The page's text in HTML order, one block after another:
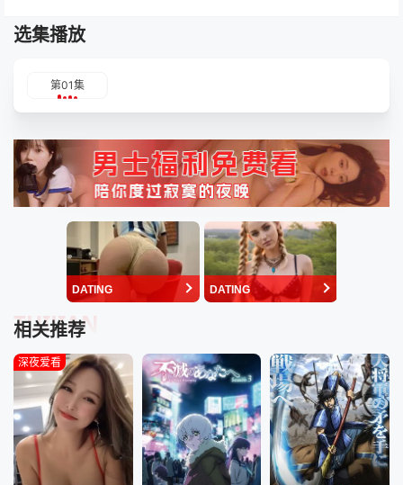
选集播放
第01集
DATING DATING
相关推荐
TUIJIAN
深夜爱看